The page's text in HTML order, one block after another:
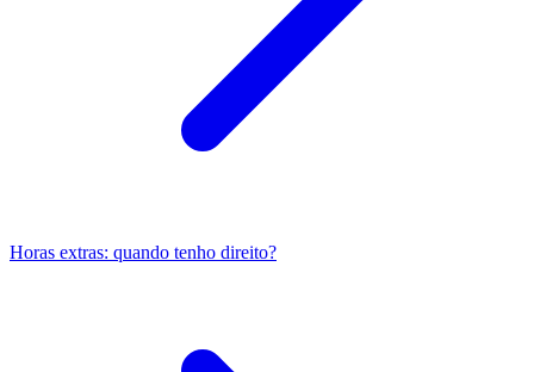
Horas extras: quando tenho direito?